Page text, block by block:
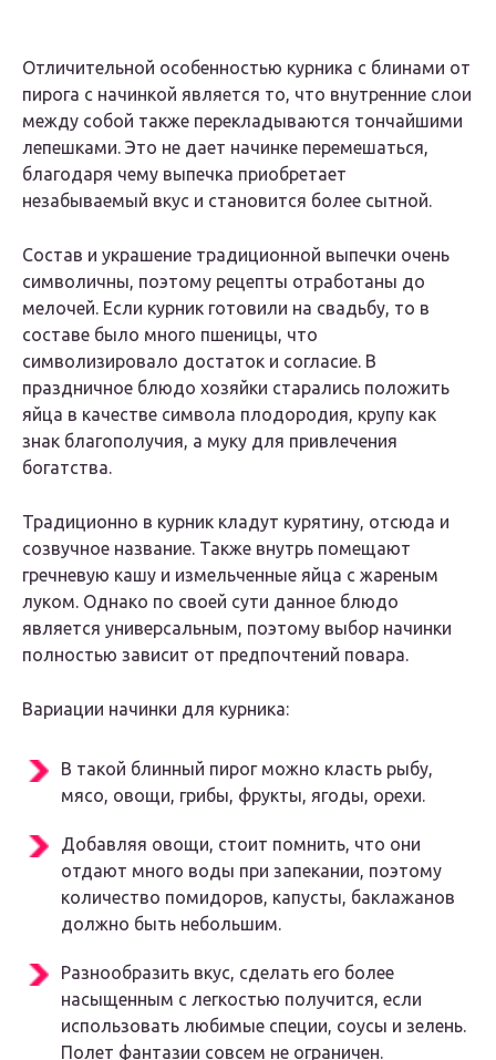
Отличительной особенностью курника с блинами от
пирога с начинкой является то, что внутренние слои
между собой также перекладываются тончайшими
лепешками. Это не дает начинке перемешаться,
благодаря чему выпечка приобретает
незабываемый вкус и становится более сытной.
Состав и украшение традиционной выпечки очень
символичны, поэтому рецепты отработаны до
мелочей. Если курник готовили на свадьбу, то в
составе было много пшеницы, что
символизировало достаток и согласие. В
праздничное блюдо хозяйки старались положить
яйца в качестве символа плодородия, крупу как
знак благополучия, а муку для привлечения
богатства.
Традиционно в курник кладут курятину, отсюда и
созвучное название. Также внутрь помещают
гречневую кашу и измельченные яйца с жареным
луком. Однако по своей сути данное блюдо
является универсальным, поэтому выбор начинки
полностью зависит от предпочтений повара.
Вариации начинки для курника:
В такой блинный пирог можно класть рыбу,
мясо, овощи, грибы, фрукты, ягоды, орехи.
Добавляя овощи, стоит помнить, что они
отдают много воды при запекании, поэтому
количество помидоров, капусты, баклажанов
должно быть небольшим.
Разнообразить вкус, сделать его более
насыщенным с легкостью получится, если
использовать любимые специи, соусы и зелень.
Полет фантазии совсем не ограничен.